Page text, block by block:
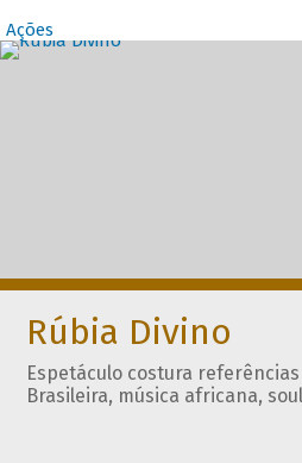
Ações
Rúbia Divino
Espetáculo costura
Brasileira, música africana,